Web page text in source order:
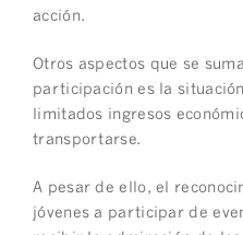
acción.
Otros aspectos que se
participación es la
limitados ingresos
transportarse.
A pesar de ello, el
jóvenes a participar de